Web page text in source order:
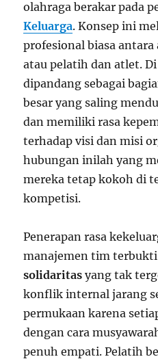
olahraga berakar pada
Keluarga. Konsep ini
profesional biasa antara
atau pelatih dan atlet.
dipandang sebagai
besar yang saling
dan memiliki rasa
terhadap visi dan misi
hubungan inilah yang
mereka tetap kokoh di
kompetisi.
Penerapan rasa
manajemen tim
solidaritas yang tak
konflik internal jarang
permukaan karena
dengan cara
penuh empati. Pelatih